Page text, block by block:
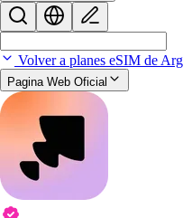
Volver a planes eSIM de
Pagina Web Oficial